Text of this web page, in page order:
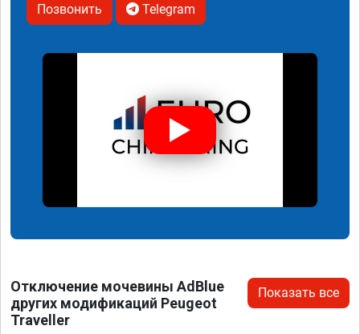
Позвонить Telegram
Отключение мочевины AdBlue
других модификаций Peugeot
Traveller
Показать все